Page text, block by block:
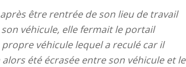
être rentrée de son lieu de travail
véhicule, elle fermait le portail
véhicule lequel a reculé car il
été écrasée entre son véhicule et le